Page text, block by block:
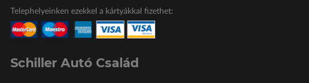
Telephelyeinken ezekkel a kártyákkal fizethet:
Schiller Autó Család